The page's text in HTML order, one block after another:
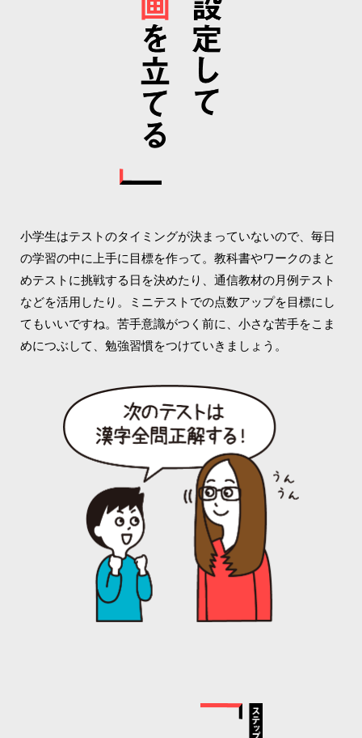
小学生はテストのタイミングが決まっていないので、毎日
の学習の中に上手に目標を作って。教科書やワークのまと
めテストに挑戦する日を決めたり、通信教材の月例テスト
などを活用したり。ミニテストでの点数アップを目標にし
てもいいですね。苦手意識がつく前に、小さな苦手をこま
めにつぶして、勉強習慣をつけていきましょう。